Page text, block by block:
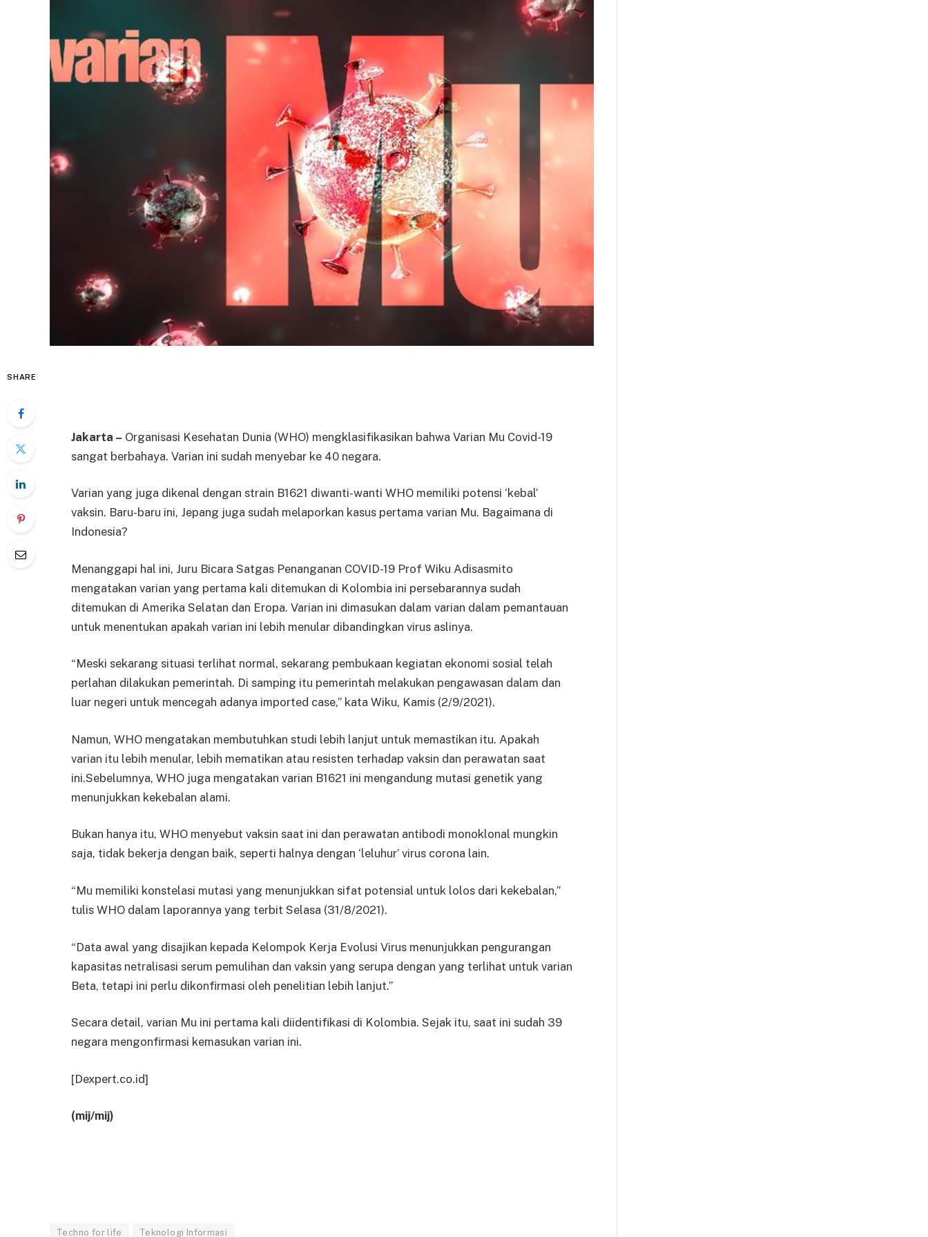
SHARE
Jakarta – Organisasi Kesehatan Dunia (WHO) mengklasifikasikan bahwa Varian Mu Covid-19
sangat berbahaya. Varian ini sudah menyebar ke 40 negara.
Varian yang juga dikenal dengan strain B1621 diwanti-wanti WHO memiliki potensi ‘kebal’
vaksin. Baru-baru ini, Jepang juga sudah melaporkan kasus pertama varian Mu. Bagaimana di
Indonesia?
Menanggapi hal ini, Juru Bicara Satgas Penanganan COVID-19 Prof Wiku Adisasmito
mengatakan varian yang pertama kali ditemukan di Kolombia ini persebarannya sudah
ditemukan di Amerika Selatan dan Eropa. Varian ini dimasukan dalam varian dalam pemantauan
untuk menentukan apakah varian ini lebih menular dibandingkan virus aslinya.
“Meski sekarang situasi terlihat normal, sekarang pembukaan kegiatan ekonomi sosial telah
perlahan dilakukan pemerintah. Di samping itu pemerintah melakukan pengawasan dalam dan
luar negeri untuk mencegah adanya imported case,” kata Wiku, Kamis (2/9/2021).
Namun, WHO mengatakan membutuhkan studi lebih lanjut untuk memastikan itu. Apakah
varian itu lebih menular, lebih mematikan atau resisten terhadap vaksin dan perawatan saat
ini.Sebelumnya, WHO juga mengatakan varian B1621 ini mengandung mutasi genetik yang
menunjukkan kekebalan alami.
Bukan hanya itu, WHO menyebut vaksin saat ini dan perawatan antibodi monoklonal mungkin
saja, tidak bekerja dengan baik, seperti halnya dengan ‘leluhur’ virus corona lain.
“Mu memiliki konstelasi mutasi yang menunjukkan sifat potensial untuk lolos dari kekebalan,”
tulis WHO dalam laporannya yang terbit Selasa (31/8/2021).
“Data awal yang disajikan kepada Kelompok Kerja Evolusi Virus menunjukkan pengurangan
kapasitas netralisasi serum pemulihan dan vaksin yang serupa dengan yang terlihat untuk varian
Beta, tetapi ini perlu dikonfirmasi oleh penelitian lebih lanjut.”
Secara detail, varian Mu ini pertama kali diidentifikasi di Kolombia. Sejak itu, saat ini sudah 39
negara mengonfirmasi kemasukan varian ini.
[Dexpert.co.id]
(mij/mij)
Techno for life Teknologi Informasi